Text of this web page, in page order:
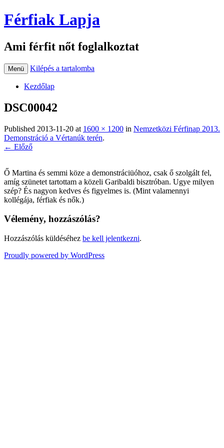
Férfiak Lapja
Ami férfit nőt foglalkoztat
Menü Kilépés a tartalomba
Kezdőlap
DSC00042
Published 2013-11-20 at 1600 × 1200 in Nemzetközi Férfinap 2013.
Demonstráció a Vértanúk terén.
← Előző
Ő Martina és semmi köze a demonstráciüóhoz, csak ő szolgált fel,
amíg szünetet tartottam a közeli Garibaldi bisztróban. Ugye milyen
szép? És nagyon kedves és figyelmes is. (Mint valamennyi
kollégája, férfiak és nők.)
Vélemény, hozzászólás?
Hozzászólás küldéséhez be kell jelentkezni.
Proudly powered by WordPress